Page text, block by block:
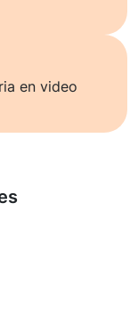
en video